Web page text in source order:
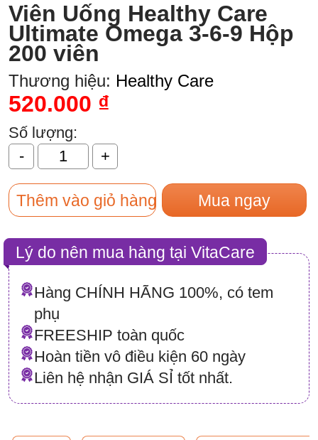
Viên Uống Healthy Care
Ultimate Omega 3-6-9 Hộp
200 viên
Thương hiệu: Healthy Care
520.000 ₫
Số lượng:
Thêm vào giỏ hàng Mua ngay
Lý do nên mua hàng tại VitaCare
Hàng CHÍNH HÃNG 100%, có tem
phụ
FREESHIP toàn quốc
Hoàn tiền vô điều kiện 60 ngày
Liên hệ nhận GIÁ SỈ tốt nhất.